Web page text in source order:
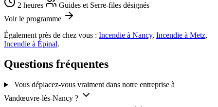
2 heures
Guides et Serre-files désignés
Voir le programme
Également près de chez vous : Incendie à Nancy, Incendie à Metz,
Incendie à Épinal.
Questions fréquentes
Vous déplacez-vous vraiment dans notre entreprise à
Vandœuvre-lès-Nancy ?